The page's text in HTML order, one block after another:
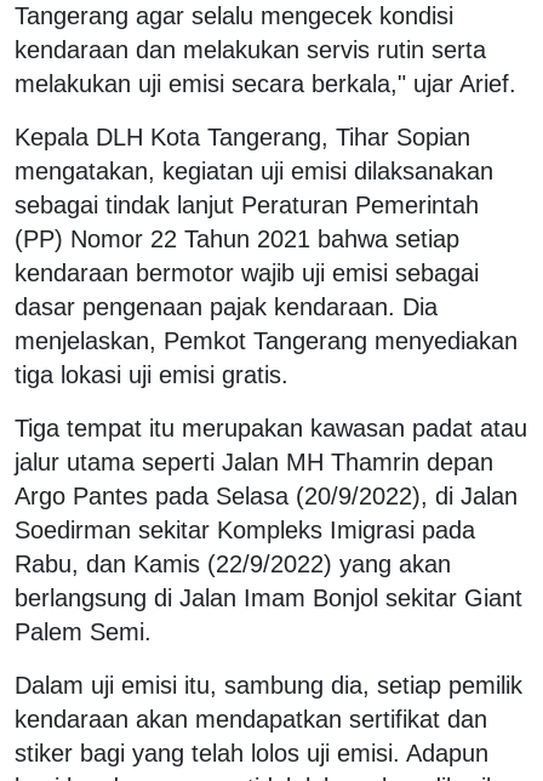
Tangerang agar selalu mengecek kondisi
kendaraan dan melakukan servis rutin serta
melakukan uji emisi secara berkala," ujar Arief.
Kepala DLH Kota Tangerang, Tihar Sopian
mengatakan, kegiatan uji emisi dilaksanakan
sebagai tindak lanjut Peraturan Pemerintah
(PP) Nomor 22 Tahun 2021 bahwa setiap
kendaraan bermotor wajib uji emisi sebagai
dasar pengenaan pajak kendaraan. Dia
menjelaskan, Pemkot Tangerang menyediakan
tiga lokasi uji emisi gratis.
Tiga tempat itu merupakan kawasan padat atau
jalur utama seperti Jalan MH Thamrin depan
Argo Pantes pada Selasa (20/9/2022), di Jalan
Soedirman sekitar Kompleks Imigrasi pada
Rabu, dan Kamis (22/9/2022) yang akan
berlangsung di Jalan Imam Bonjol sekitar Giant
Palem Semi.
Dalam uji emisi itu, sambung dia, setiap pemilik
kendaraan akan mendapatkan sertifikat dan
stiker bagi yang telah lolos uji emisi. Adapun